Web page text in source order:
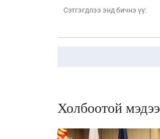
Холбоотой мэдээ